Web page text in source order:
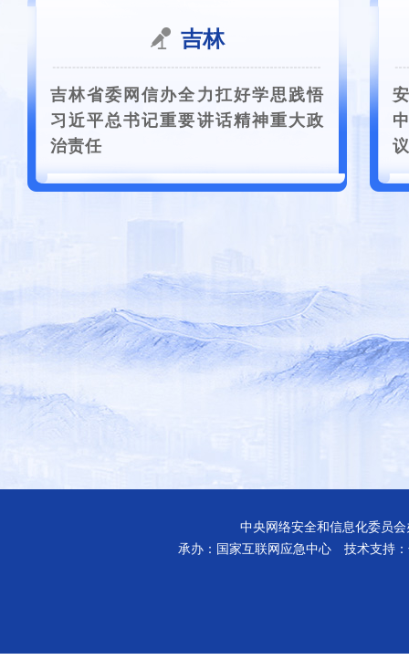
吉林
吉林省委网信办全力扛好学思践悟
习近平总书记重要讲话精神重大政
治责任
中央网络安全和信息化委员
承办：国家互联网应急中心 技术支持